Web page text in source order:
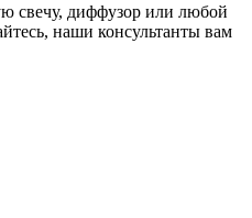
свечу, диффузор или любой
наши консультанты вам